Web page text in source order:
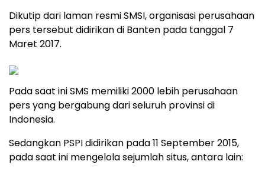
Dikutip dari laman resmi SMSI, organisasi perusahaan
pers tersebut didirikan di Banten pada tanggal 7
Maret 2017.
Pada saat ini SMS memiliki 2000 lebih perusahaan
pers yang bergabung dari seluruh provinsi di
Indonesia.
Sedangkan PSPI didirikan pada 11 September 2015,
pada saat ini mengelola sejumlah situs, antara lain: